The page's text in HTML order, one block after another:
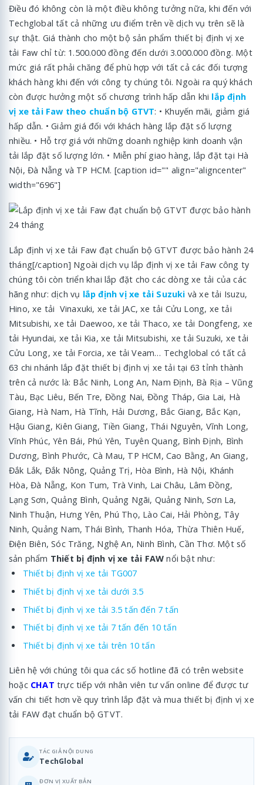
Điều đó không còn là một điều không tưởng nữa, khi đến với
Techglobal tất cả những ưu điểm trên về dịch vụ trên sẽ là
sự thật. Giá thành cho một bộ sản phẩm thiết bị định vị xe
tải Faw chỉ từ: 1.500.000 đồng đến dưới 3.000.000 đồng. Một
mức giá rất phải chăng để phù hợp với tất cả các đối tượng
khách hàng khi đến với công ty chúng tôi. Ngoài ra quý khách
còn được hưởng một số chương trình hấp dẫn khi lắp định
vị xe tải Faw theo chuẩn bộ GTVT: • Khuyến mãi, giảm giá
hấp dẫn. • Giảm giá đối với khách hàng lắp đặt số lượng
nhiều. • Hỗ trợ giá với những doanh nghiệp kinh doanh vận
tải lắp đặt số lượng lớn. • Miễn phí giao hàng, lắp đặt tại Hà
Nội, Đà Nẵng và TP HCM. [caption id="" align="aligncenter"
width="696"]
Lắp định vị xe tải Faw đạt chuẩn bộ GTVT được bảo hành 24
tháng[/caption] Ngoài dịch vụ lắp định vị xe tải Faw công ty
chúng tôi còn triển khai lắp đặt cho các dòng xe tải của các
hãng như: dịch vụ lắp định vị xe tải Suzuki và xe tải Isuzu,
Hino, xe tải Vinaxuki, xe tải JAC, xe tải Cửu Long, xe tải
Mitsubishi, xe tải Daewoo, xe tải Thaco, xe tải Dongfeng, xe
tải Hyundai, xe tải Kia, xe tải Mitsubishi, xe tải Suzuki, xe tải
Cửu Long, xe tải Forcia, xe tải Veam… Techglobal có tất cả
63 chi nhánh lắp đặt thiết bị định vị xe tải tại 63 tỉnh thành
trên cả nước là: Bắc Ninh, Long An, Nam Định, Bà Rịa – Vũng
Tàu, Bạc Liêu, Bến Tre, Đồng Nai, Đồng Tháp, Gia Lai, Hà
Giang, Hà Nam, Hà Tĩnh, Hải Dương, Bắc Giang, Bắc Kạn,
Hậu Giang, Kiên Giang, Tiền Giang, Thái Nguyên, Vĩnh Long,
Vĩnh Phúc, Yên Bái, Phú Yên, Tuyên Quang, Bình Định, Bình
Dương, Bình Phước, Cà Mau, TP HCM, Cao Bằng, An Giang,
Đắk Lắk, Đắk Nông, Quảng Trị, Hòa Bình, Hà Nội, Khánh
Hòa, Đà Nẵng, Kon Tum, Trà Vinh, Lai Châu, Lâm Đồng,
Lạng Sơn, Quảng Bình, Quảng Ngãi, Quảng Ninh, Sơn La,
Ninh Thuận, Hưng Yên, Phú Thọ, Lào Cai, Hải Phòng, Tây
Ninh, Quảng Nam, Thái Bình, Thanh Hóa, Thừa Thiên Huế,
Điện Biên, Sóc Trăng, Nghệ An, Ninh Bình, Cần Thơ. Một số
sản phẩm Thiết bị định vị xe tải FAWnổi bật như:
Thiết bị định vị xe tải TG007
Thiết bị định vị xe tải dưới 3.5
Thiết bị định vị xe tải 3.5 tấn đến 7 tấn
Thiết bị định vị xe tải 7 tấn đến 10 tấn
Thiết bị định vị xe tải trên 10 tấn
Liên hệ với chúng tôi qua các số hotline đã có trên website
hoặc CHAT trực tiếp với nhân viên tư vấn online để được tư
vấn chi tiết hơn về quy trình lắp đặt và mua thiết bị định vị xe
tải FAW đạt chuẩn bộ GTVT.
TÁC GIẢ NỘI DUNG
TechGlobal
ĐƠN VỊ XUẤT BẢN